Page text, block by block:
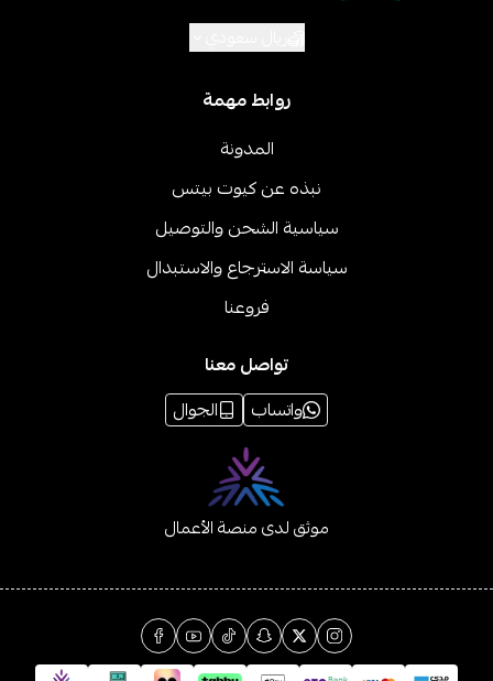
روابط مهمة
المدونة
نبذه عن كيوت بيتس
سياسية الشحن والتوصيل
سياسة الاسترجاع والاستبدال
فروعنا
تواصل معنا
واتساب
الجوال
موثق لدى منصة الأعمال